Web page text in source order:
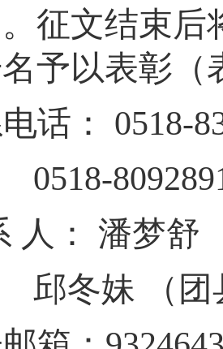
。 征文结束后
予以表彰（
话：
0518-
人： 潘梦舒
邱冬妹
（